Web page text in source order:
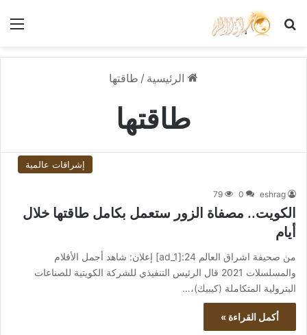
بحث عن
الرئيسية / طاقتها
طاقتها
إشراقات عالمية
eshrag
0
79
الكويت.. مصفاة الزور ستعمل بكامل طاقتها خلال
أيام
من صحيفة اشراق العالم 24:[ad_1] إعلان: شاهد أجمل الأفلام
والمسلسلات 2021 قال الرئيس التنفيذي للشركة الكويتية للصناعات
البترولية المتكاملة (كيبيك)،…
أكمل القراءة »